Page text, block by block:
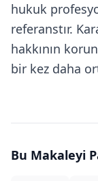
hukuk
referanstır.
hakkının
bir kez daha
Bu Makaleyi